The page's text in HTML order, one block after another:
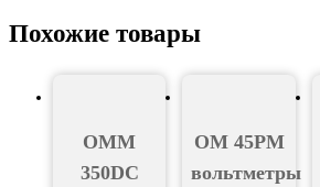
Похожие товары
OMM
350DC
OM 45PM
вольтметры